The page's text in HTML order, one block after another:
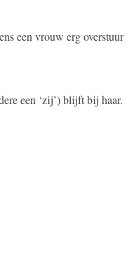
een vrouw erg overstuur
een ‘zij’) blijft bij haar.